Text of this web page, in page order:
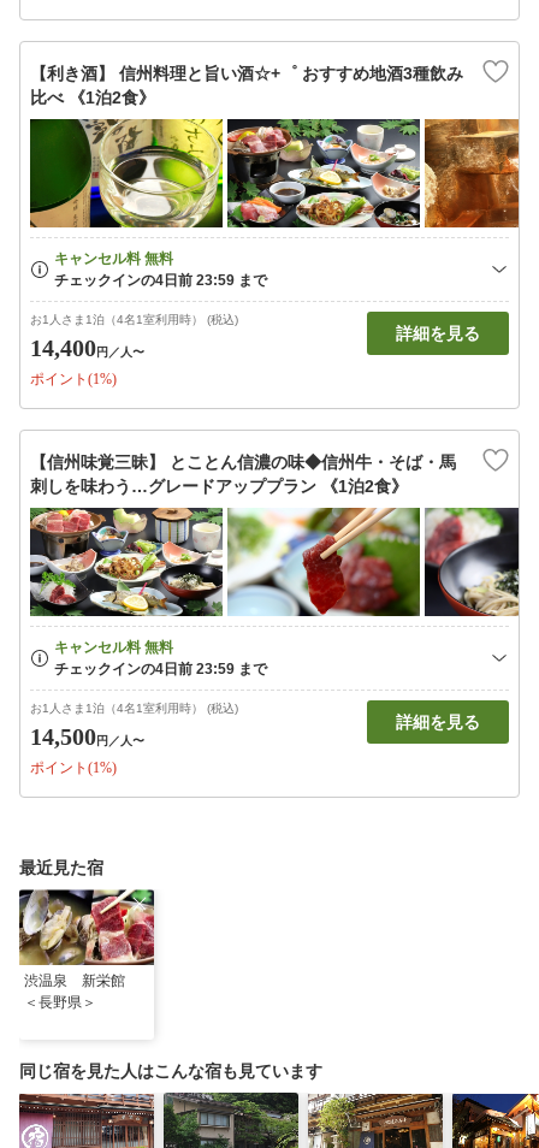
【利き酒】 信州料理と旨い酒☆+゜ おすすめ地酒3種飲み
比べ 《1泊2食》
お1人さま1泊（4名1室利用時） (税込)
14,400円 ／人〜
ポイント(1%)
詳細を見る
【信州味覚三昧】 とことん信濃の味◆信州牛・そば・馬
刺しを味わう…グレードアッププラン 《1泊2食》
お1人さま1泊（4名1室利用時） (税込)
14,500円 ／人〜
ポイント(1%)
詳細を見る
最近見た宿
渋温泉 新栄館
＜長野県＞
同じ宿を見た人はこんな宿も見ています